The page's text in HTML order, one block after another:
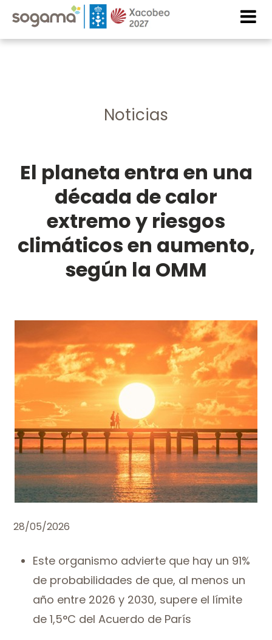
Pasar al contenido principal
Imaxe Imaxe
Noticias
El planeta entra en una
década de calor
extremo y riesgos
climáticos en aumento,
según la OMM
28/05/2026
Este organismo advierte que hay un 91%
de probabilidades de que, al menos un
año entre 2026 y 2030, supere el límite
de 1,5°C del Acuerdo de París